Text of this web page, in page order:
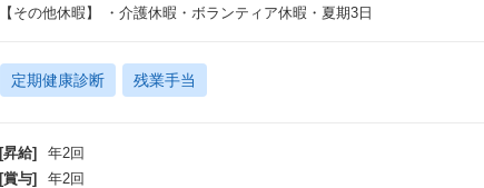
【その他休暇】 ・介護休暇・ボランティア休暇・夏期3日
定期健康診断 残業手当
[昇給]
年2回
[賞与]
年2回